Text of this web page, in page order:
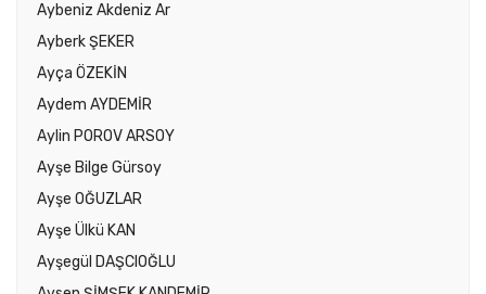
Aybeniz Akdeniz Ar
Ayberk ŞEKER
Ayça ÖZEKİN
Aydem AYDEMİR
Aylin POROV ARSOY
Ayşe Bilge Gürsoy
Ayşe OĞUZLAR
Ayşe Ülkü KAN
Ayşegül DAŞCIOĞLU